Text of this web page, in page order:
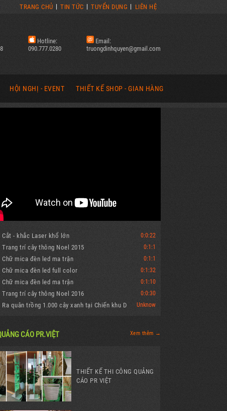
LIÊN HỆ
TUYỂN DỤNG
TIN TỨC
TRANG CHỦ
Email:
truongdinhquyen@gmail.com
Hotline:
090.777.0280
LED
LED
CÔNG (LED)
HỘI NGHỊ - EVENT
HÌNH ẢNH HỘI NGHỊ (EVENT)
THIẾT KẾ SHOP - GIAN HÀNG
HÌNH ẢNH THI CÔNG (BOOTH)
Cắt - khắc Laser khổ lớn 0:0:22
Trang trí cây thông Noel 2015 0:1:1
Chữ mica đèn led ma trận 0:1:1
Chữ mica đèn led full color 0:1:32
Chữ mica đèn led ma trận 0:1:10
Trang trí cây thông Noel 2016 0:0:30
Ra quân trồng 1.000 cây xanh tại Chiến khu D Unknow
CÁO PR.VIỆT Xem thêm →
THIẾT KẾ THI CÔNG QUẢNG
CÁO PR VIỆT